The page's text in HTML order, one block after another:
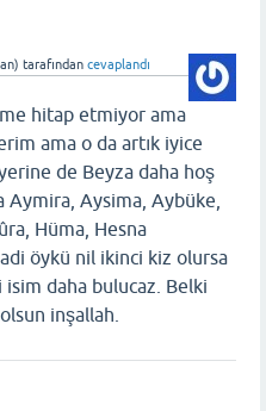
tarafından cevaplandı
hitap etmiyor ama
ama o da artık iyice
de Beyza daha hoş
Aymira, Aysima, Aybüke,
Hüma, Hesna
öykü nil ikinci kiz olursa
daha bulucaz. Belki
inşallah.